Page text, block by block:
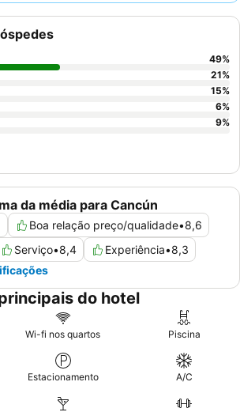
equipa do hotel
Para uma experiência verdadeiramente
um quarto com
vista para o mar
deslumbrante.
da média para Cancún
Boa relação preço/qualidade•8,6
Serviço•8,4 Experiência•8,3
49%
21%
15%
6%
9%
do hotel
Wi-fi nos quartos Piscina
Estacionamento A/C